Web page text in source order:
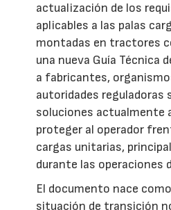
actualización de los
aplicables a las palas
montadas en tractores
una nueva Guía Técnica
a fabricantes,
autoridades reguladoras
soluciones actualmente
proteger al operador
cargas unitarias,
durante las operaciones
El documento nace
situación de transición